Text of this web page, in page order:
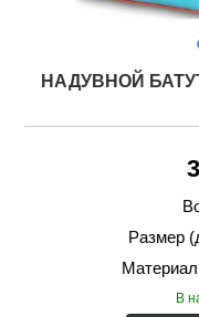
НАДУВНОЙ
Размер
В